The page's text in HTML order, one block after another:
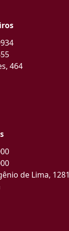
464
de Lima, 1281